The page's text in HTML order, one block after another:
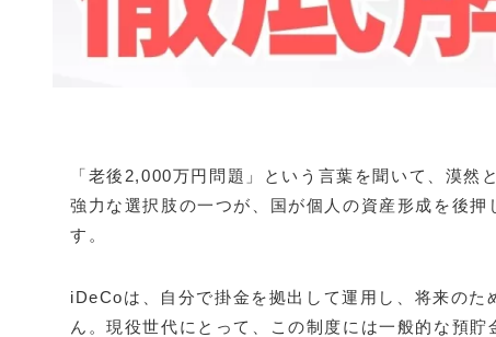
「老後2,000万円問題」という言葉を聞いて、漠
強力な選択肢の一つが、国が個人の資産形成を後
す。
iDeCoは、自分で掛金を拠出して運用し、将来の
ん。現役世代にとって、この制度には一般的な預